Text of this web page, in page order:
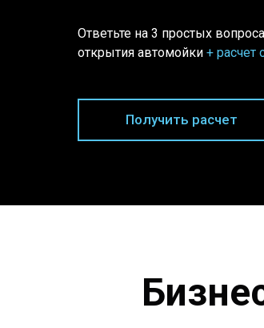
Ответьте на 3 простых
открытия автомойки + расчет
Получить расчет